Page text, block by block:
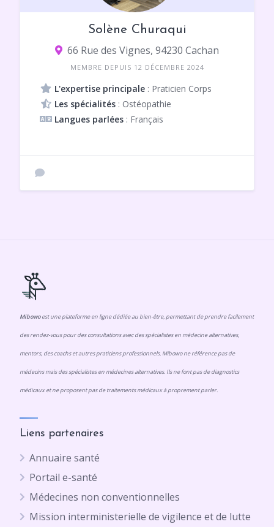
Solène Churaqui
66 Rue des Vignes, 94230 Cachan
MEMBRE DEPUIS 12 DÉCEMBRE 2024
L'expertise principale : Praticien Corps
Les spécialités : Ostéopathie
Langues parlées : Français
Mibowoest une plateforme en ligne dédiée au bien-être, permettant de prendre facilement
des rendez-vous pour des consultations avec des spécialistes en médecine alternatives,
mentors, des coachs et autres praticiens professionnels. Mibowo ne référence pas de
médecins mais des spécialistes en médecines alternatives. Ils ne font pas de diagnostics
médicaux et ne proposent pas de traitements médicaux à proprement parler.
Liens partenaires
Annuaire santé
Portail e-santé
Médecines non conventionnelles
Mission interministerielle de vigilence et de lutte